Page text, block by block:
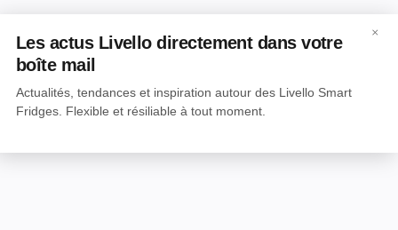
×
Les actus Livello directement dans votre
boîte mail
Actualités, tendances et inspiration autour des Livello Smart
Fridges. Flexible et résiliable à tout moment.